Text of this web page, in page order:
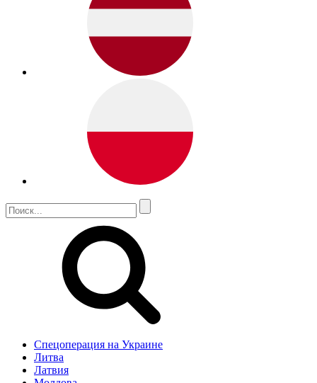
Спецоперация на Украине
Литва
Латвия